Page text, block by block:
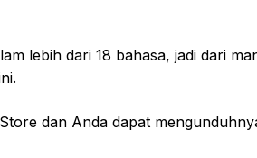
lebih dari 18 bahasa, jadi dari
dan Anda dapat